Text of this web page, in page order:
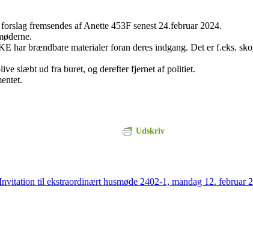
fremsendes af Anette 453F senest 24.februar 2024.
brændbare materialer foran deres indgang. Det er f.eks.
slæbt ud fra buret, og derefter fjernet af politiet.
Udskriv
til ekstraordinært husmøde 2402-1, mandag 12. februar